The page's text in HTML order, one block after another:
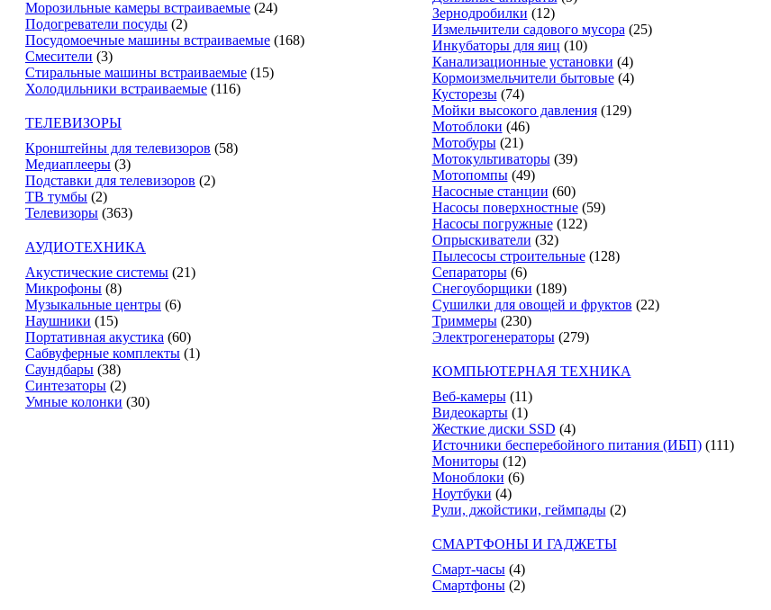
Морозильные камеры встраиваемые (24)
Подогреватели посуды (2)
Посудомоечные машины встраиваемые (168)
Смесители (3)
Стиральные машины встраиваемые (15)
Холодильники встраиваемые (116)
ТЕЛЕВИЗОРЫ
Кронштейны для телевизоров (58)
Медиаплееры (3)
Подставки для телевизоров (2)
ТВ тумбы (2)
Телевизоры (363)
АУДИОТЕХНИКА
Акустические системы (21)
Микрофоны (8)
Музыкальные центры (6)
Наушники (15)
Портативная акустика (60)
Сабвуферные комплекты (1)
Саундбары (38)
Синтезаторы (2)
Умные колонки (30)
Зернодробилки (12)
Измельчители садового мусора (25)
Инкубаторы для яиц (10)
Канализационные установки (4)
Кормоизмельчители бытовые (4)
Кусторезы (74)
Мойки высокого давления (129)
Мотоблоки (46)
Мотобуры (21)
Мотокультиваторы (39)
Мотопомпы (49)
Насосные станции (60)
Насосы поверхностные (59)
Насосы погружные (122)
Опрыскиватели (32)
Пылесосы строительные (128)
Сепараторы (6)
Снегоуборщики (189)
Сушилки для овощей и фруктов (22)
Триммеры (230)
Электрогенераторы (279)
КОМПЬЮТЕРНАЯ ТЕХНИКА
Веб-камеры (11)
Видеокарты (1)
Жесткие диски SSD (4)
Источники бесперебойного питания (ИБП) (111)
Мониторы (12)
Моноблоки (6)
Ноутбуки (4)
Рули, джойстики, геймпады (2)
СМАРТФОНЫ И ГАДЖЕТЫ
Смарт-часы (4)
Смартфоны (2)